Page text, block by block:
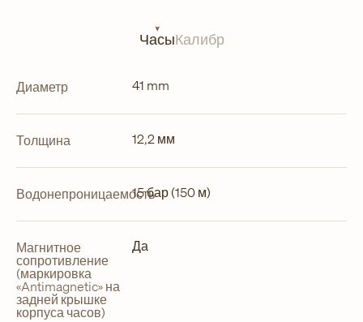
ЧасыКалибр
Диаметр 41 mm
Толщина 12,2 мм
Водонепроницаемость15 бар (150 м)
Магнитное
сопротивление
(маркировка
«Antimagnetic» на
задней крышке
корпуса часов)
Да